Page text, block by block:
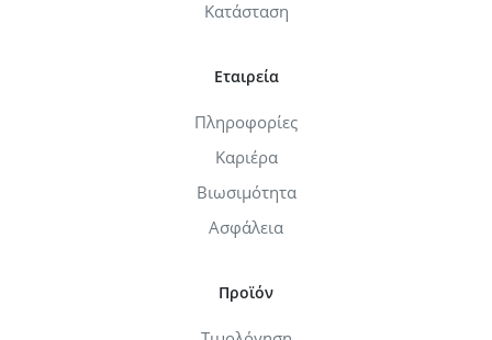
Κατάσταση
Εταιρεία
Πληροφορίες
Καριέρα
Βιωσιμότητα
Ασφάλεια
Προϊόν